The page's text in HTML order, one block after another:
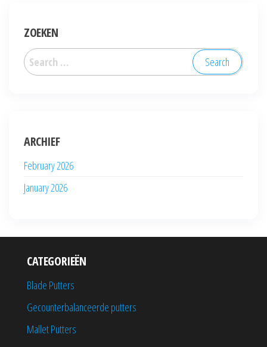
ZOEKEN
Search
for:
ARCHIEF
February 2026
January 2026
CATEGORIEËN
Blade Putters
Gecounterbalanceerde putters
Mallet Putters